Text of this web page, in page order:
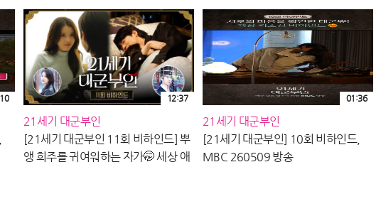
21세기 대군부인
[21세기 대군부인 11회 비하인드] 뿌
앵 희주를 귀여워하는 자가🤭 세상 애
12:37
21세기 대군부인
[21세기 대군부인] 10회 비하인드,
MBC 260509 방송
01:36